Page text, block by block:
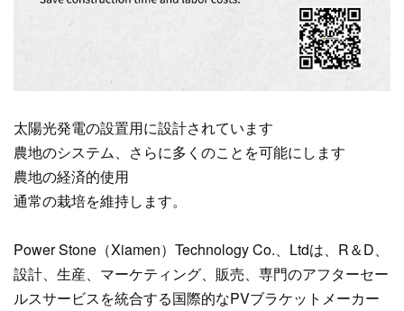
太陽光発電の設置用に設計されています
農地のシステム、さらに多くのことを可能にします
農地の経済的使用
通常の栽培を維持します。
Power Stone（Xiamen）Technology Co.、Ltdは、R＆D、
設計、生産、マーケティング、販売、専門のアフターセー
ルスサービスを統合する国際的なPVブラケットメーカー